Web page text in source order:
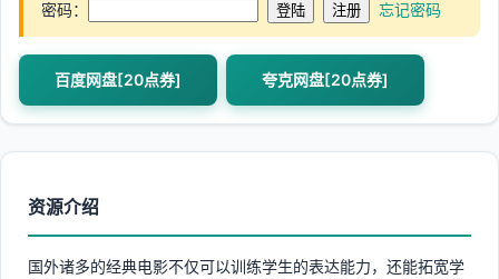
密码：
忘记密码
百度网盘[20点券] 夸克网盘[20点券]
资源介绍
国外诸多的经典电影不仅可以训练学生的表达能力，还能拓宽学